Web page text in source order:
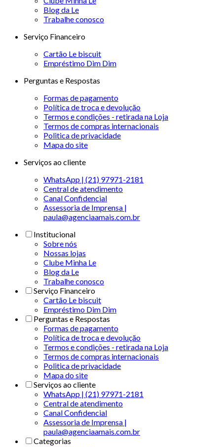
Blog da Le
Trabalhe conosco
Serviço Financeiro
Cartão Le biscuit
Empréstimo Dim Dim
Perguntas e Respostas
Formas de pagamento
Política de troca e devolução
Termos e condições - retirada na Loja
Termos de compras internacionais
Politica de privacidade
Mapa do site
Serviços ao cliente
WhatsApp | (21) 97971-2181
Central de atendimento
Canal Confidencial
Assessoria de Imprensa |
paula@agenciaamais.com.br
Institucional
Sobre nós
Nossas lojas
Clube Minha Le
Blog da Le
Trabalhe conosco
Serviço Financeiro
Cartão Le biscuit
Empréstimo Dim Dim
Perguntas e Respostas
Formas de pagamento
Política de troca e devolução
Termos e condições - retirada na Loja
Termos de compras internacionais
Politica de privacidade
Mapa do site
Serviços ao cliente
WhatsApp | (21) 97971-2181
Central de atendimento
Canal Confidencial
Assessoria de Imprensa |
paula@agenciaamais.com.br
Categorias